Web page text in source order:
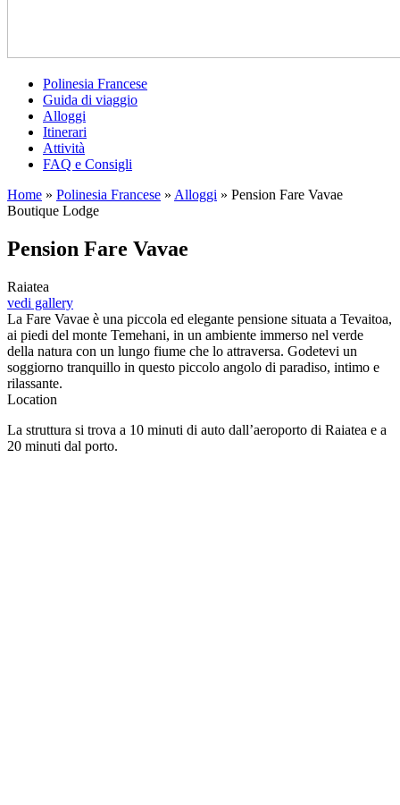
Polinesia Francese
Guida di viaggio
Alloggi
Itinerari
Attività
FAQ e Consigli
Home » Polinesia Francese » Alloggi » Pension Fare Vavae
Boutique Lodge
Pension Fare Vavae
Raiatea
vedi gallery
La Fare Vavae è una piccola ed elegante pensione situata a Tevaitoa,
ai piedi del monte Temehani, in un ambiente immerso nel verde
della natura con un lungo fiume che lo attraversa. Godetevi un
soggiorno tranquillo in questo piccolo angolo di paradiso, intimo e
rilassante.
Location
La struttura si trova a 10 minuti di auto dall’aeroporto di Raiatea e a
20 minuti dal porto.